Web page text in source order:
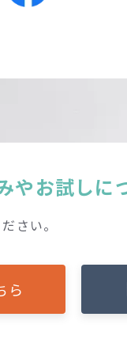
やお試しに
さい。
ら